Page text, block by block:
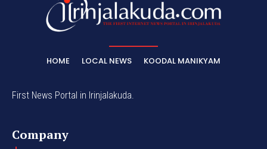
HOME LOCAL NEWS KOODAL MANIKYAM
First News Portal in Irinjalakuda.
Company